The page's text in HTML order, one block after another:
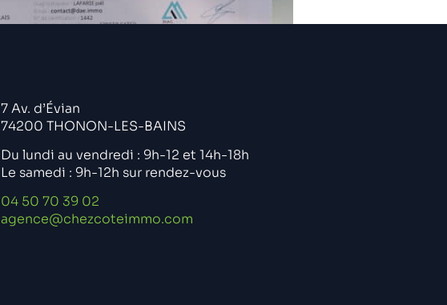
7 Av. d’Évian
74200 THONON-LES-BAINS
Du lundi au vendredi : 9h-12 et 14h-18h
Le samedi : 9h-12h sur rendez-vous
04 50 70 39 02
agence@chezcoteimmo.com